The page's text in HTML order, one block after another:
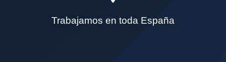
Trabajamos en toda España